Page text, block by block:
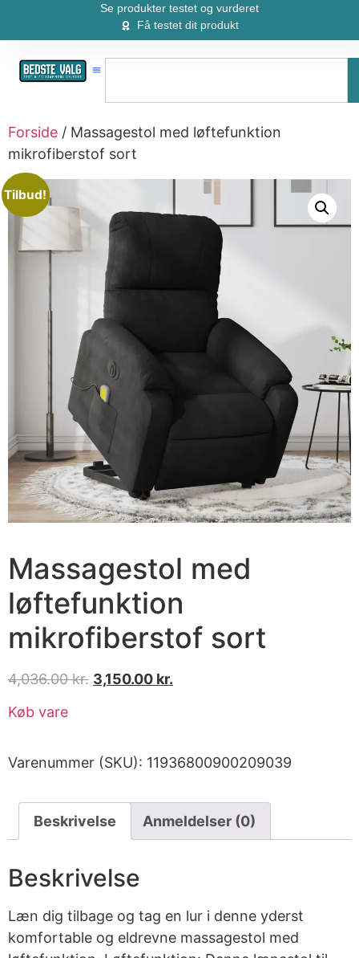
Se produkter testet og vurderet
Få testet dit produkt
Forside / Massagestol med løftefunktion
mikrofiberstof sort
Tilbud!
Massagestol med
løftefunktion
mikrofiberstof sort
4,036.00kr. 3,150.00 kr.
Køb vare
Varenummer (SKU): 11936800900209039
Beskrivelse Anmeldelser (0)
Beskrivelse
Læn dig tilbage og tag en lur i denne yderst
komfortable og eldrevne massagestol med